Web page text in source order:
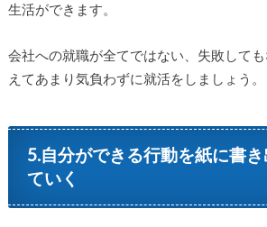
生活ができます。
会社への就職が全てではない、失敗して
えてあまり気負わずに就活をしましょう。
5.自分ができる行動を紙に書
ていく